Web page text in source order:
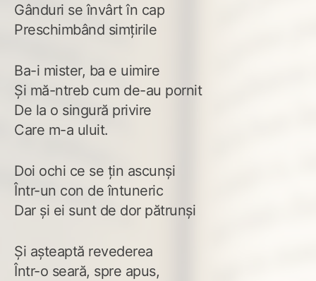
Gânduri se învârt în cap
Preschimbând simţirile
Ba-i mister, ba e uimire
Şi mă-ntreb cum de-au pornit
De la o singură privire
Care m-a uluit.
Doi ochi ce se ţin ascunşi
Într-un con de întuneric
Dar şi ei sunt de dor pătrunşi
Şi aşteaptă revederea
Într-o seară, spre apus,